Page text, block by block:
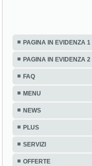
PAGINA IN EVIDENZA 1
PAGINA IN EVIDENZA 2
FAQ
MENU
NEWS
PLUS
SERVIZI
OFFERTE